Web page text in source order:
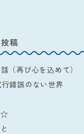
稿
（再び心を込めて）
錯誤のない世界
☆